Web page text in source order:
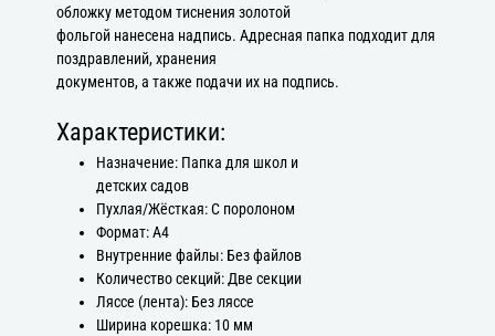
обложку методом тиснения золотой
фольгой нанесена надпись. Адресная папка подходит для
поздравлений, хранения
документов, а также подачи их на подпись.
Характеристики:
Назначение: Папка для школ и
детских садов
Пухлая/Жёсткая: С поролоном
Формат: А4
Внутренние файлы: Без файлов
Количество секций: Две секции
Ляссе (лента): Без ляссе
Ширина корешка: 10 мм